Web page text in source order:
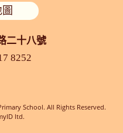
二十八號
8252
School. All Rights Reserved.
ltd.